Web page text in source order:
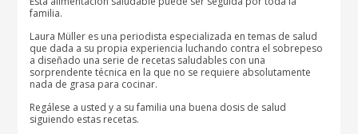
familia.
Laura Müller es una periodista especializada en temas de salud
que dada a su propia experiencia luchando contra el sobrepeso
a diseñado una serie de recetas saludables con una
sorprendente técnica en la que no se requiere absolutamente
nada de grasa para cocinar.
Regálese a usted y a su familia una buena dosis de salud
siguiendo estas recetas.